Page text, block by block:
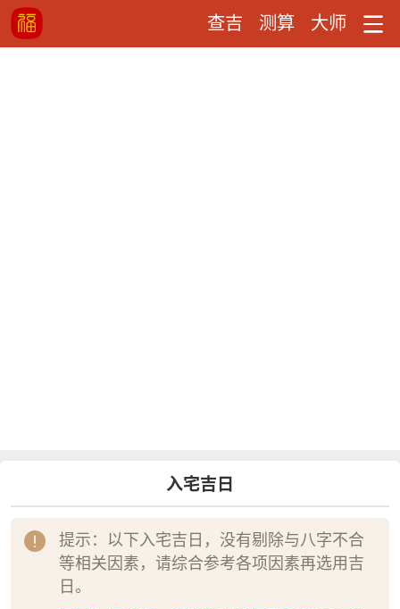
查吉 测算 大师
入宅吉日
提示：以下入宅吉日，没有剔除与八字不合
等相关因素，请综合参考各项因素再选用吉
日。